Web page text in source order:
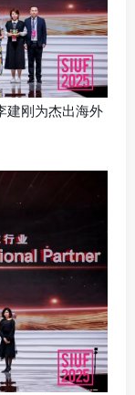
建刚为杰出海外